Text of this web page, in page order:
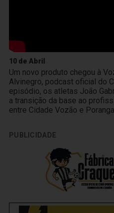
10 de Abril
Um novo produto chegou à
Alvinegro, podcast oficial do
episódio, os atletas João
a transição da base ao
entre Cidade Vozão e
PUBLICIDADE